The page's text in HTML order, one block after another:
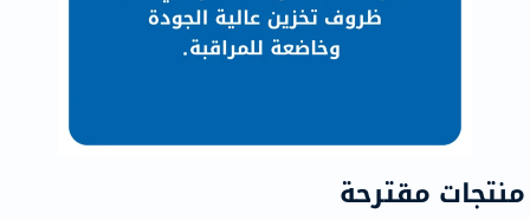
منتجات مقترحة